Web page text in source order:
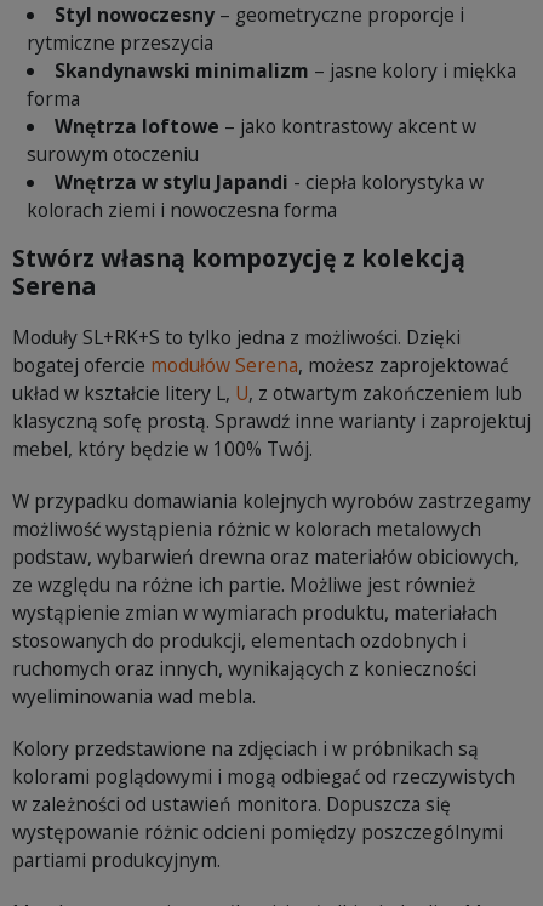
Styl nowoczesny– geometryczne proporcje i
rytmiczne przeszycia
Skandynawski minimalizm – jasne kolory i miękka
forma
Wnętrza loftowe – jako kontrastowy akcent w
surowym otoczeniu
Wnętrza w stylu Japandi - ciepła kolorystyka w
kolorach ziemi i nowoczesna forma
Stwórz własną kompozycję z kolekcją
Serena
Moduły SL+RK+S to tylko jedna z możliwości. Dzięki
bogatej ofercie modułów Serena, możesz zaprojektować
układ w kształcie litery L, U, z otwartym zakończeniem lub
klasyczną sofę prostą. Sprawdź inne warianty i zaprojektuj
mebel, który będzie w 100% Twój.
W przypadku domawiania kolejnych wyrobów zastrzegamy
możliwość wystąpienia różnic w kolorach metalowych
podstaw, wybarwień drewna oraz materiałów obiciowych,
ze względu na różne ich partie. Możliwe jest również
wystąpienie zmian w wymiarach produktu, materiałach
stosowanych do produkcji, elementach ozdobnych i
ruchomych oraz innych, wynikających z konieczności
wyeliminowania wad mebla.
Kolory przedstawione na zdjęciach i w próbnikach są
kolorami poglądowymi i mogą odbiegać od rzeczywistych
w zależności od ustawień monitora. Dopuszcza się
występowanie różnic odcieni pomiędzy poszczególnymi
partiami produkcyjnym.